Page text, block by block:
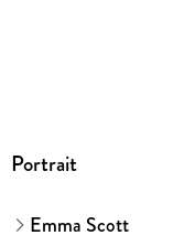
Portrait
Emma Scott